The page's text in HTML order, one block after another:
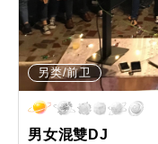
另类/前卫
男女混雙DJ